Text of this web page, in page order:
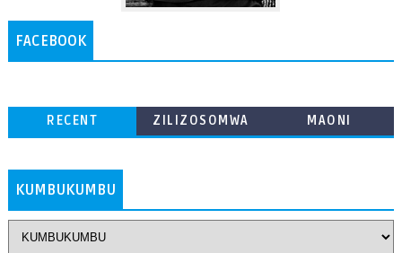
FACEBOOK
RECENT
ZILIZOSOMWA
MAONI
KUMBUKUMBU